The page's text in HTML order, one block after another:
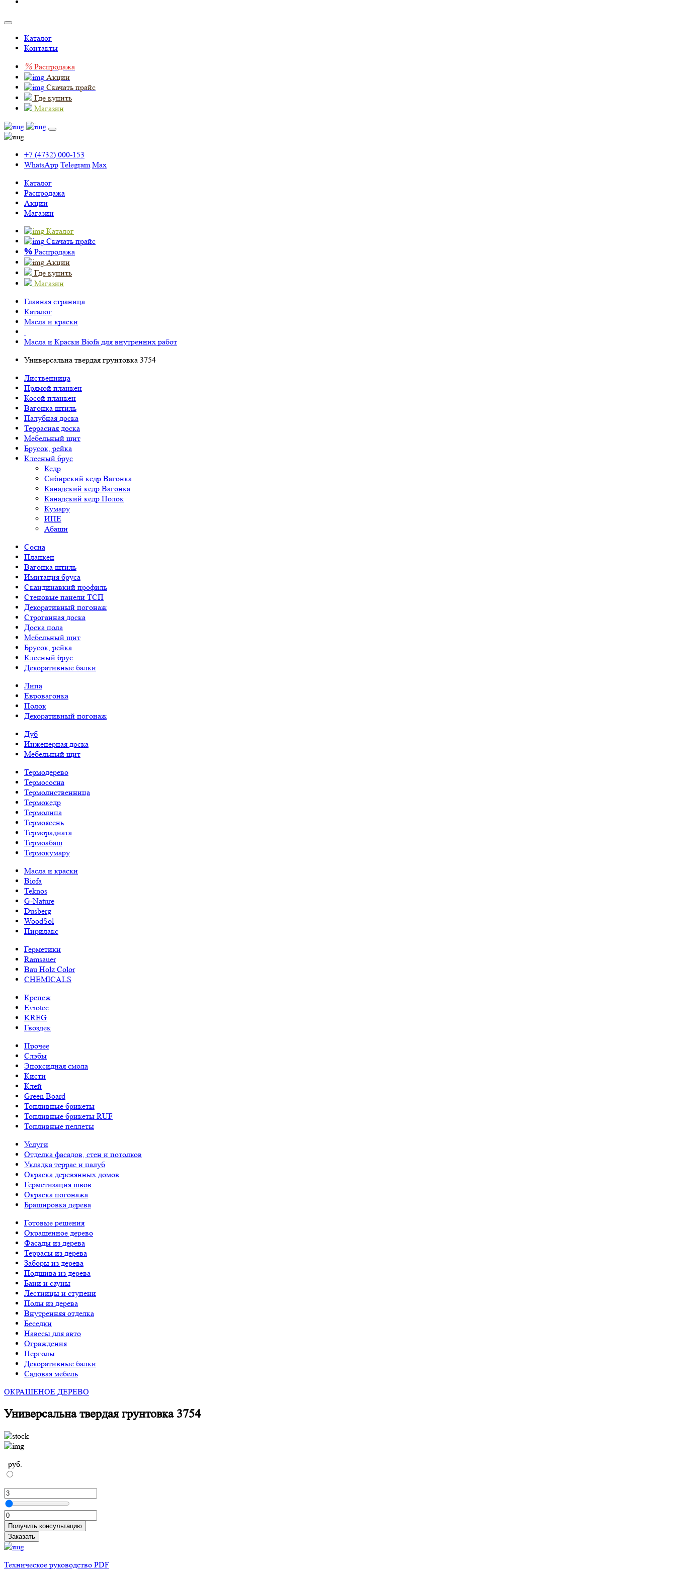
Каталог
Контакты
% Распродажа
Акции
Скачать прайс
Где купить
Магазин
+7 (4732) 000-153
WhatsApp Telegram Max
Каталог
Распродажа
Акции
Магазин
Каталог
Скачать прайс
% Распродажа
Акции
Где купить
Магазин
Главная страница
Каталог
Масла и краски
Масла и Краски Biofa для внутренних работ
Универсальна твердая грунтовка 3754
Лиственница
Прямой планкен
Косой планкен
Вагонка штиль
Палубная доска
Террасная доска
Мебельный щит
Брусок, рейка
Клееный брус
Кедр
Сибирский кедр Вагонка
Канадский кедр Вагонка
Канадский кедр Полок
Кумару
ИПЕ
Абаши
Сосна
Планкен
Вагонка штиль
Имитация бруса
Скандинавкий профиль
Стеновые панели ТСП
Декоративный погонаж
Строганная доска
Доска пола
Мебельный щит
Брусок, рейка
Клееный брус
Декоративные балки
Липа
Евровагонка
Полок
Декоративный погонаж
Дуб
Инженерная доска
Мебельный щит
Термодерево
Термососна
Термолиственница
Термокедр
Термолипа
Термоясень
Терморадиата
Термоабаш
Термокумару
Масла и краски
Biofa
Teknos
G-Nature
Dusberg
WoodSol
Пирилакс
Герметики
Ramsauer
Bau Holz Color
CHEMICALS
Крепеж
Evrotec
KREG
Гвоздек
Прочее
Слэбы
Эпоксидная смола
Кисти
Клей
Green Board
Топливные брикеты
Топливные брикеты RUF
Топливные пеллеты
Услуги
Отделка фасадов, стен и потолков
Укладка террас и палуб
Окраска деревянных домов
Герметизация швов
Окраска погонажа
Брашировка дерева
Готовые решения
Окрашенное дерево
Фасады из дерева
Террасы из дерева
Заборы из дерева
Подшива из дерева
Бани и сауны
Лестницы и ступени
Полы из дерева
Внутренняя отделка
Беседки
Навесы для авто
Ограждения
Перголы
Декоративные балки
Садовая мебель
ОКРАШЕНОЕ ДЕРЕВО
Универсальна твердая грунтовка 3754
руб.
Получить консультацию
Заказать
Техническое руководство PDF